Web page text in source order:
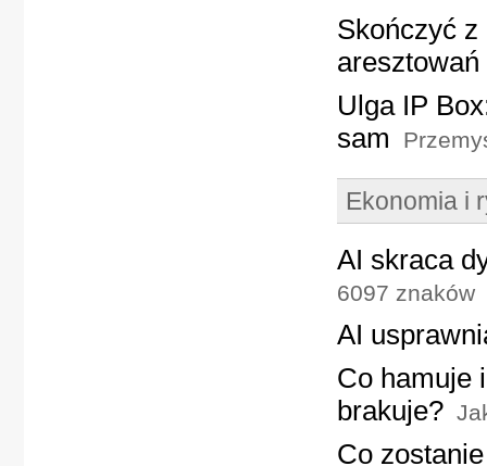
Skończyć z
aresztowań
Ulga IP
sam
Ekonomia i
AI skraca
6097 znaków
AI
Co hamuje
brakuje?
Co